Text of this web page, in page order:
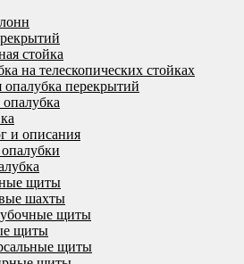
стойка
на телескопических стойках
опалубка перекрытий
и описания
щиты
шахты
щиты
щиты
щиты